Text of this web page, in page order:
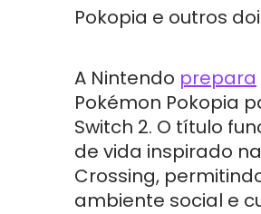
Pokopia e outros
A Nintendo prepara
Pokémon Pokopia
Switch 2. O título
de vida inspirado
Crossing,
ambiente social e